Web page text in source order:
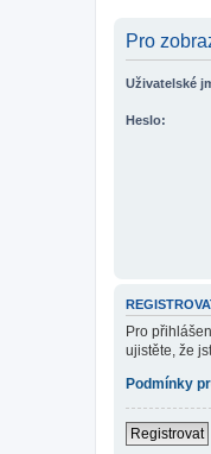
Pro
Uživatelské
Heslo:
Pro
ujistěte, že
Podmínky
Registrovat